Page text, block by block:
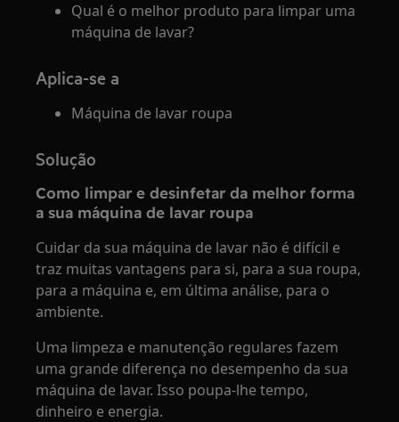
Qual é o melhor produto para limpar uma
máquina de lavar?
Aplica-se a
Máquina de lavar roupa
Solução
Como limpar e desinfetar da melhor forma
a sua máquina de lavar roupa
Cuidar da sua máquina de lavar não é difícil e
traz muitas vantagens para si, para a sua roupa,
para a máquina e, em última análise, para o
ambiente.
Uma limpeza e manutenção regulares fazem
uma grande diferença no desempenho da sua
máquina de lavar. Isso poupa-lhe tempo,
dinheiro e energia.